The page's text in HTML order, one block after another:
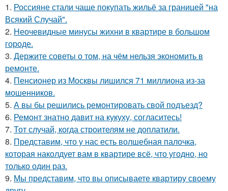
1. Россияне стали чаще покупать жильё за границей "на
Всякий Случай".
2. Неочевидные минусы жихни в квартире в большом
городе.
3. Держите советы о том, на чём нельзя экономить в
ремонте.
4. Пенсионер из Москвы лишился 71 миллиона из-за
мошенников.
5. А вы бы решились ремонтировать свой подъезд?
6. Ремонт знатно давит на кукуху, согласитесь!
7. Тот случай, когда строителям не доплатили.
8. Представим, что у нас есть волшебная палочка,
которая наколдует вам в квартире всё, что угодно, но
только один раз.
9. Мы представим, что вы описываете квартиру своему